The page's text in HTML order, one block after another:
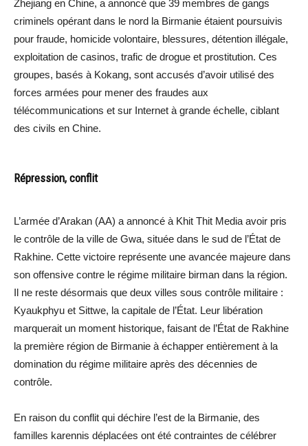
Zhejiang en Chine, a annoncé que 39 membres de gangs
criminels opérant dans le nord la Birmanie étaient poursuivis
pour fraude, homicide volontaire, blessures, détention illégale,
exploitation de casinos, trafic de drogue et prostitution. Ces
groupes, basés à Kokang, sont accusés d’avoir utilisé des
forces armées pour mener des fraudes aux
télécommunications et sur Internet à grande échelle, ciblant
des civils en Chine.
Répression, conflit
L’armée d’Arakan (AA) a annoncé à Khit Thit Media avoir pris
le contrôle de la ville de Gwa, située dans le sud de l’État de
Rakhine. Cette victoire représente une avancée majeure dans
son offensive contre le régime militaire birman dans la région.
Il ne reste désormais que deux villes sous contrôle militaire :
Kyaukphyu et Sittwe, la capitale de l’État. Leur libération
marquerait un moment historique, faisant de l’État de Rakhine
la première région de Birmanie à échapper entièrement à la
domination du régime militaire après des décennies de
contrôle.
En raison du conflit qui déchire l’est de la Birmanie, des
familles karennis déplacées ont été contraintes de célébrer